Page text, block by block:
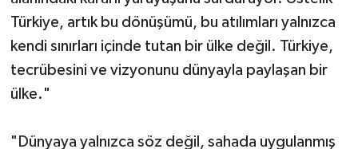
Türkiye, artık bu dönüşümü, bu atılımları yalnızca
kendi sınırları içinde tutan bir ülke değil. Türkiye,
tecrübesini ve vizyonunu dünyayla paylaşan bir
ülke."
"Dünyaya yalnızca söz değil, sahada uygulanmış